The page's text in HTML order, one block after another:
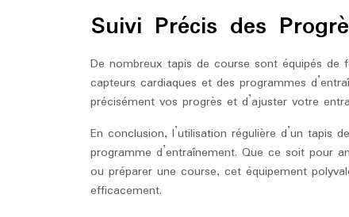
Suivi Précis des
De nombreux tapis de course sont équipés de
capteurs cardiaques et des programmes
précisément vos progrès et d’ajuster votre
En conclusion, l’utilisation régulière d’un
programme d’entraînement. Que ce soit pour
ou préparer une course, cet équipement
efficacement.